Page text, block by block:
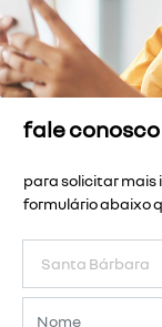
fale conosco
para solicitar mais
formulário abaixo